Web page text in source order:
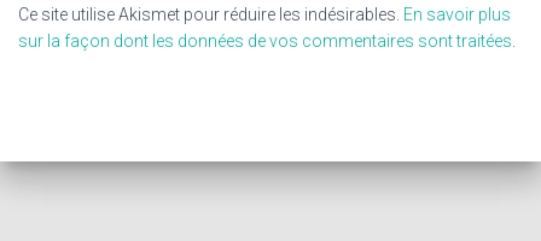
Ce site utilise Akismet pour réduire les indésirables. En savoir plus
sur la façon dont les données de vos commentaires sont traitées